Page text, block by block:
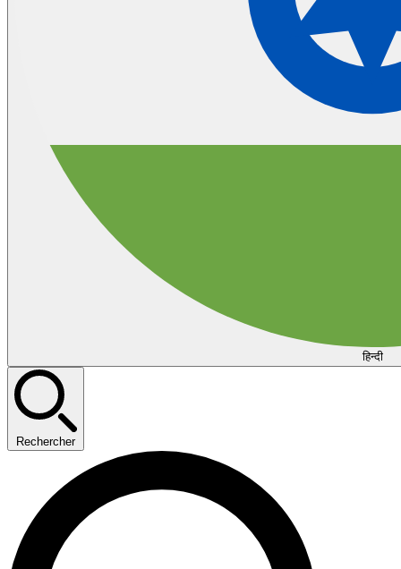
हिन्दी
Rechercher